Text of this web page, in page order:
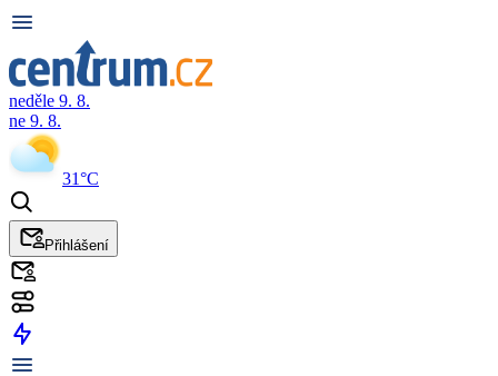
neděle 9. 8.
ne 9. 8.
31°C
Přihlášení